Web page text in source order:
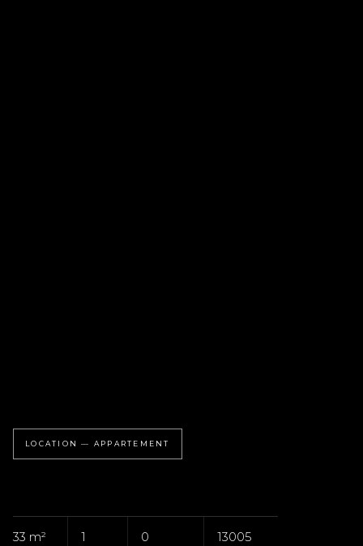
LOCATION — APPARTEMENT
33 m² 1 0 13005